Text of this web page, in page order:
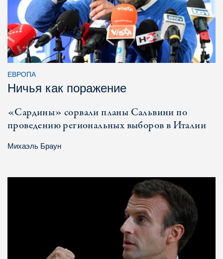
ЕВРОПА
Ничья как поражение
«Сардины» сорвали планы Сальвини по
проведению региональных выборов в Италии
Михаэль Браун